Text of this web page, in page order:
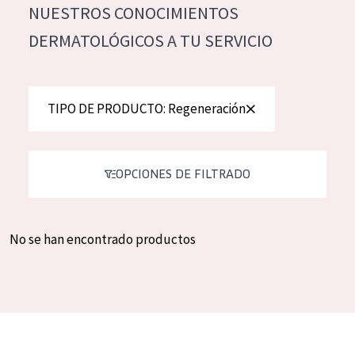
Hidratación y luminosidad
Reducción de arrugas
Firmeza
TIPO DE PRODUCTO
Crema de noche
German
Spanish
NUESTROS CONOCIMIENTOS
DERMATOLÓGICOS A TU SERVICIO
TIPO DE PRODUCTO: Regeneración
OPCIONES DE FILTRADO
No se han encontrado productos